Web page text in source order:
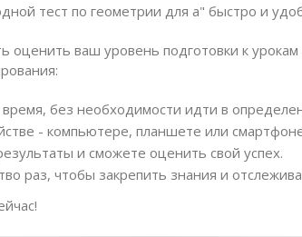
тест по геометрии для а" быстро и
ваш уровень подготовки к
без необходимости идти в
- компьютере, планшете или
и сможете оценить свой успех.
раз, чтобы закрепить знания и